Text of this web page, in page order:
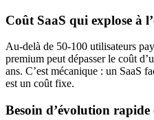
Coût SaaS qui explose à
Au-delà de 50-100 utilisateurs
premium peut dépasser le coût
ans. C’est mécanique : un SaaS
est un coût fixe.
Besoin d’évolution